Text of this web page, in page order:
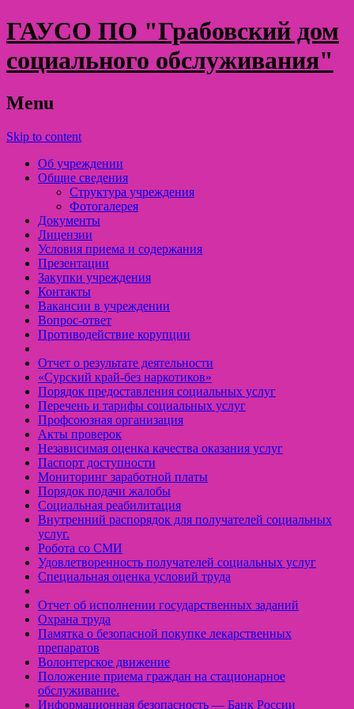
ГАУСО ПО "Грабовский дом
социального обслуживания"
Menu
Skip to content
Об учреждении
Общие сведения
Структура учреждения
Фотогалерея
Документы
Лицензии
Условия приема и содержания
Презентации
Закупки учреждения
Контакты
Вакансии в учреждении
Вопрос-ответ
Противодействие корупции
Отчет о результате деятельности
«Cурский край-без наркотиков»
Порядок предоставления социальных услуг
Перечень и тарифы социальных услуг
Профсоюзная организация
Акты проверок
Независимая оценка качества оказания услуг
Паспорт доступности
Мониторинг заработной платы
Порядок подачи жалобы
Социальная реабилитация
Внутренний распорядок для получателей социальных
услуг.
Робота со СМИ
Удовлетворенность получателей социальных услуг
Специальная оценка условий труда
Отчет об исполнении государственных заданий
Охрана труда
Памятка о безопасной покупке лекарственных
препаратов
Волонтерское движение
Положение приема граждан на стационарное
обслуживание.
Информационная безопасность — Банк России